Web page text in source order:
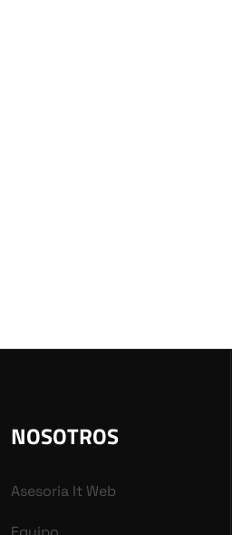
NOSOTROS
Asesoria It Web